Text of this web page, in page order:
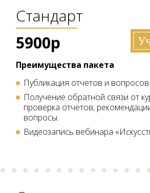
Стандарт
5900р
Преимущества пакета
Публикация отчетов и вопросов
Получение обратной связи от
проверка отчетов,
вопросы.
Видеозапись вебинара